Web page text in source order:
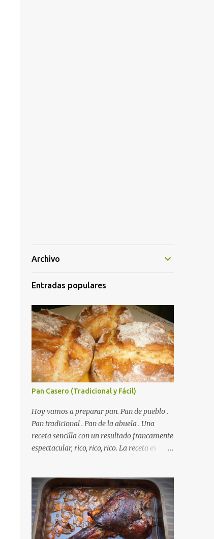
Archivo
Entradas populares
Autorecambiosstore.ES
Pan Casero (Tradicional y Fácil)
Hoy vamos a preparar pan. Pan de pueblo .
Pan tradicional . Pan de la abuela . Una
receta sencilla con un resultado francamente
espectacular, rico, rico, rico. La receta es
Es económico ( por un euro y poco sale todo
éste pan ). El pan sale crujiente y tierno,
además te aguanta varios días y puedes
utilizarlo para otras recetas como tostas o
picatostes. INGREDIENTES para un Pan